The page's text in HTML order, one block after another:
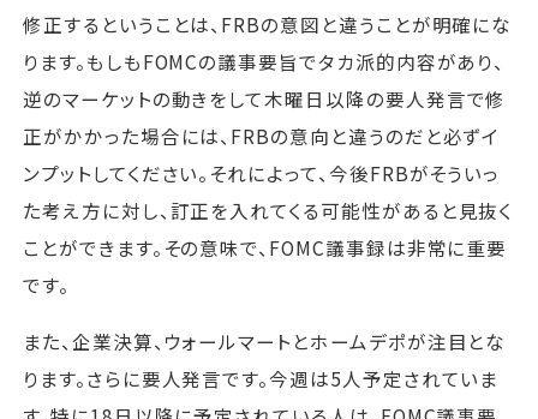
修正するということは、FRBの意図と違うことが明確にな
ります。もしもFOMCの議事要旨でタカ派的内容があり、
逆のマーケットの動きをして木曜日以降の要人発言で修
正がかかった場合には、FRBの意向と違うのだと必ずイ
ンプットしてください。それによって、今後FRBがそういっ
た考え方に対し、訂正を入れてくる可能性があると見抜く
ことができます。その意味で、FOMC議事録は非常に重要
です。
また、企業決算、ウォールマートとホームデポが注目とな
ります。さらに要人発言です。今週は5人予定されていま